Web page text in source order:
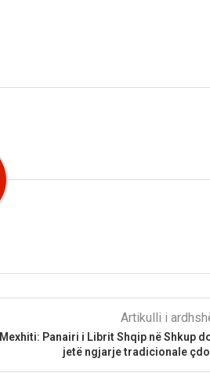
Artikulli i
Mexhiti: Panairi i Librit Shqip në Shkup
jetë ngjarje tradicionale